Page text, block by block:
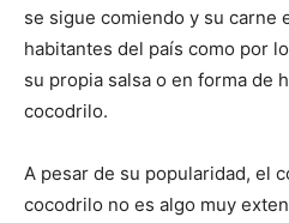
se sigue comiendo y su carne
habitantes del país como por
su propia salsa o en forma de
cocodrilo.
A pesar de su popularidad, el
cocodrilo no es algo muy